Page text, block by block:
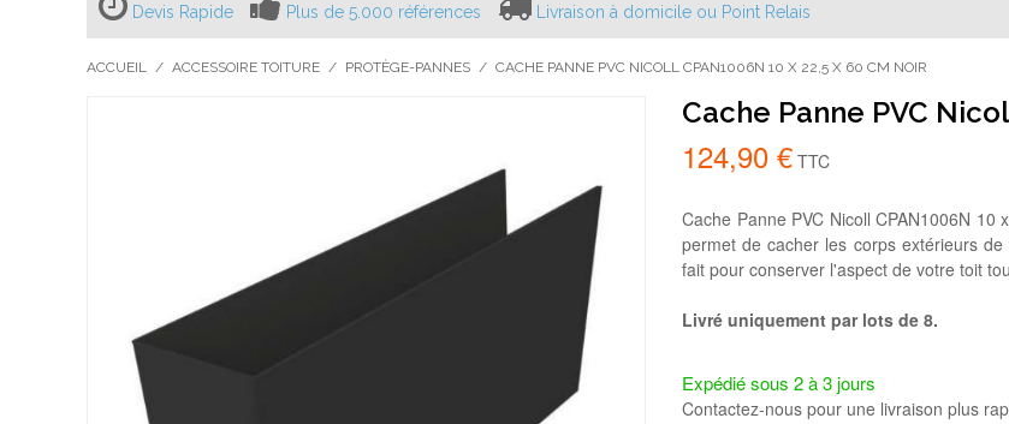
Devis Rapide Plus de 5.000 références Livraison à domicile ou Point Relais
ACCUEIL / ACCESSOIRE TOITURE / PROTÈGE-PANNES / CACHE PANNE PVC NICOLL CPAN1006N 10 X 22,5 X 60 CM NOIR
Cache Panne PVC
124,90 € TTC
Cache Panne PVC Nicoll CPAN1006N
permet de cacher les corps extérieurs
fait pour conserver l'aspect de votre toit
Livré uniquement par lots de 8.
Expédié sous 2 à 3 jours
Contactez-nous pour une livraison plus